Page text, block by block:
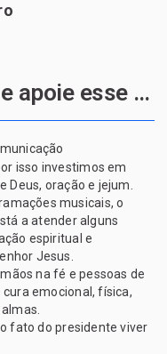
Seja uma mão amiga e apoie esse projeto de Deus
isso investimos em
Deus, oração e jejum.
musicais, o
a atender alguns
espiritual e
Jesus.
na fé e pessoas de
emocional, física,
fato do presidente viver